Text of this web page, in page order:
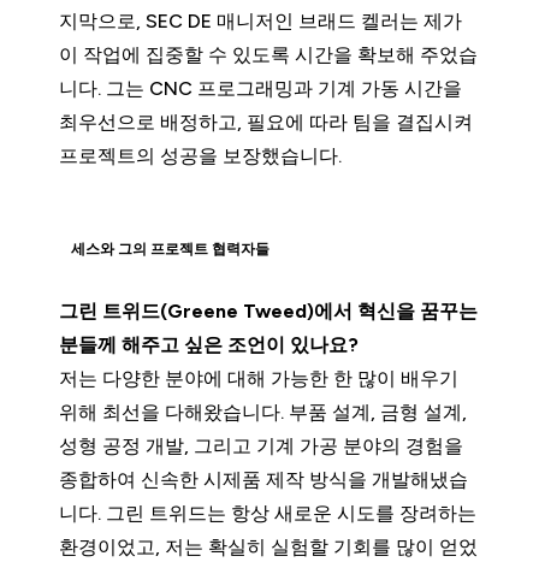
지막으로, SEC DE 매니저인 브래드 켈러는 제가
이 작업에 집중할 수 있도록 시간을 확보해 주었습
니다. 그는 CNC 프로그래밍과 기계 가동 시간을
최우선으로 배정하고, 필요에 따라 팀을 결집시켜
프로젝트의 성공을 보장했습니다.
세스와 그의 프로젝트 협력자들
그린 트위드(Greene Tweed)에서 혁신을 꿈꾸는
분들께 해주고 싶은 조언이 있나요?
저는 다양한 분야에 대해 가능한 한 많이 배우기
위해 최선을 다해왔습니다. 부품 설계, 금형 설계,
성형 공정 개발, 그리고 기계 가공 분야의 경험을
종합하여 신속한 시제품 제작 방식을 개발해냈습
니다. 그린 트위드는 항상 새로운 시도를 장려하는
환경이었고, 저는 확실히 실험할 기회를 많이 얻었